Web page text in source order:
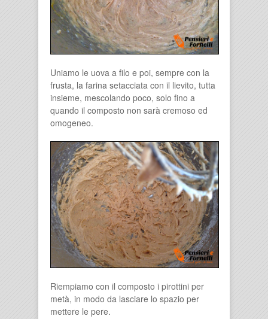
Uniamo le uova a filo e poi, sempre con la
frusta, la farina setacciata con il lievito, tutta
insieme, mescolando poco, solo fino a
quando il composto non sarà cremoso ed
omogeneo.
Riempiamo con il composto i pirottini per
metà, in modo da lasciare lo spazio per
mettere le pere.